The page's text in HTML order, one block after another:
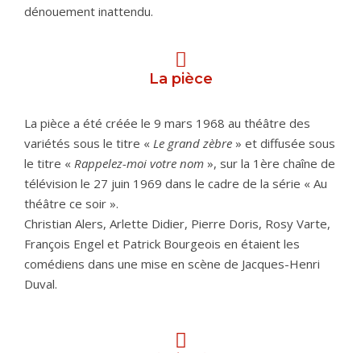
dénouement inattendu.
La pièce
La pièce a été créée le 9 mars 1968 au théâtre des
variétés sous le titre « Le grand zèbre » et diffusée sous
le titre « Rappelez-moi votre nom », sur la 1ère chaîne de
télévision le 27 juin 1969 dans le cadre de la série « Au
théâtre ce soir ».
Christian Alers, Arlette Didier, Pierre Doris, Rosy Varte,
François Engel et Patrick Bourgeois en étaient les
comédiens dans une mise en scène de Jacques-Henri
Duval.